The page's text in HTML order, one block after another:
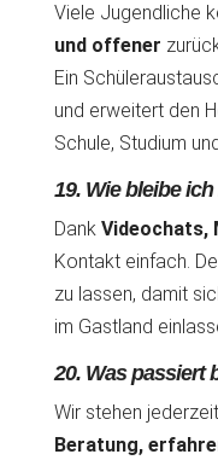
Viele Jugendliche
und offener
Ein
und erweitert den
Schule, Studium
19. Wie bleibe
Dank Videochats,
Kontakt einfach.
zu lassen, damit
im Gastland
20. Was passiert
Wir stehen
Beratung,